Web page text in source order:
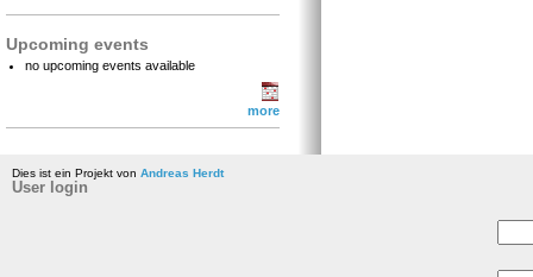
Upcoming events
no upcoming events available
more
Dies ist ein Projekt von Andreas Herdt
User login